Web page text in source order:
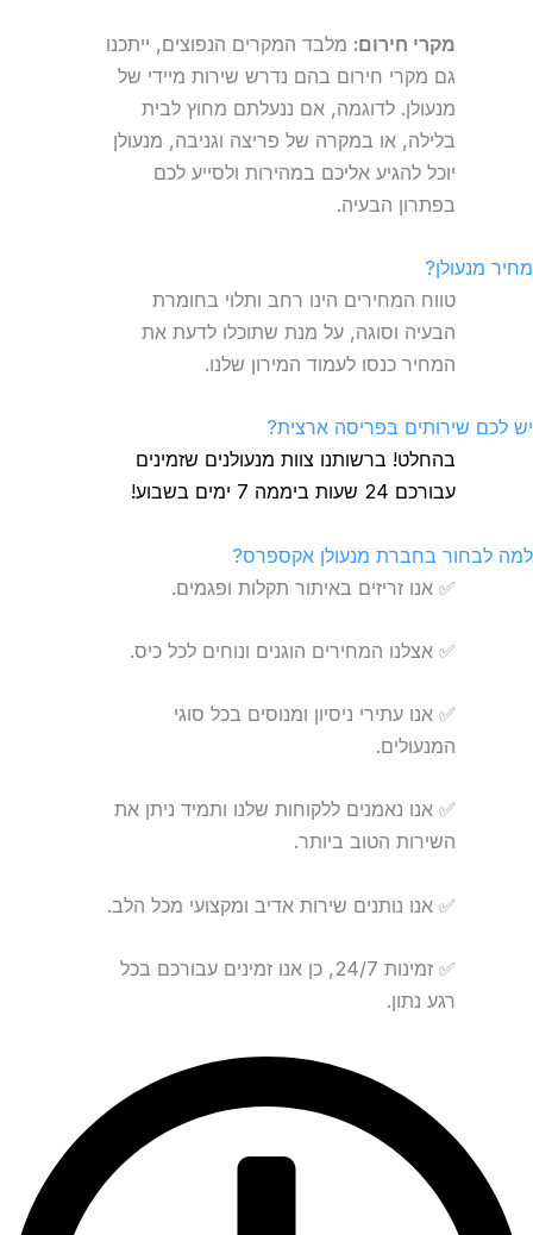
מקרי חירום: מלבד המקרים הנפוצים, ייתכנו
גם מקרי חירום בהם נדרש שירות מיידי של
מנעולן. לדוגמה, אם ננעלתם מחוץ לבית
בלילה, או במקרה של פריצה וגניבה, מנעולן
יוכל להגיע אליכם במהירות ולסייע לכם
בפתרון הבעיה.
מחיר מנעולן?
טווח המחירים הינו רחב ותלוי בחומרת
הבעיה וסוגה, על מנת שתוכלו לדעת את
המחיר כנסו לעמוד המירון שלנו.
יש לכם שירותים בפריסה ארצית?
בהחלט! ברשותנו צוות מנעולנים שזמינים
עבורכם 24 שעות ביממה 7 ימים בשבוע!
למה לבחור בחברת מנעולן אקספרס?
✅ אנו זריזים באיתור תקלות ופגמים.
✅ אצלנו המחירים הוגנים ונוחים לכל כיס.
✅ אנו עתירי ניסיון ומנוסים בכל סוגי
המנעולים.
✅ אנו נאמנים ללקוחות שלנו ותמיד ניתן את
השירות הטוב ביותר.
✅ אנו נותנים שירות אדיב ומקצועי מכל הלב.
✅ זמינות 24/7, כן אנו זמינים עבורכם בכל
רגע נתון.